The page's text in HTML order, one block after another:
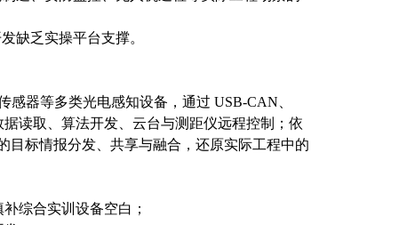
缺乏实操平台支撑。
感器等多类光电感知设备，通过 USB-CAN、
读取、算法开发、云台与测距仪远程控制；依
目标情报分发、共享与融合，还原实际工程中的
综合实训设备空白；